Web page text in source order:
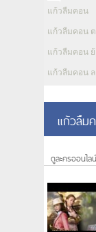
แก้วลืมคอน
แก้วลืมคอน
แก้วลืมคอน
แก้วลืมคอน
แก้วลืม
ดูละครออนไ